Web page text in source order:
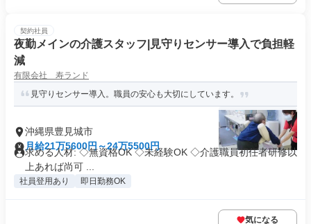
契約社員
夜勤メインの介護スタッフ|見守りセンサー導入で負担軽
減
有限会社 寿ランド
見守りセンサー導入。職員の安心も大切にしています。
沖縄県豊見城市
月給21万5600円～24万5500円
求める人材: ◇無資格OK ◇未経験OK ◇介護職員初任者研修以
上あれば尚可 ...
社員登用あり 即日勤務OK
気になる